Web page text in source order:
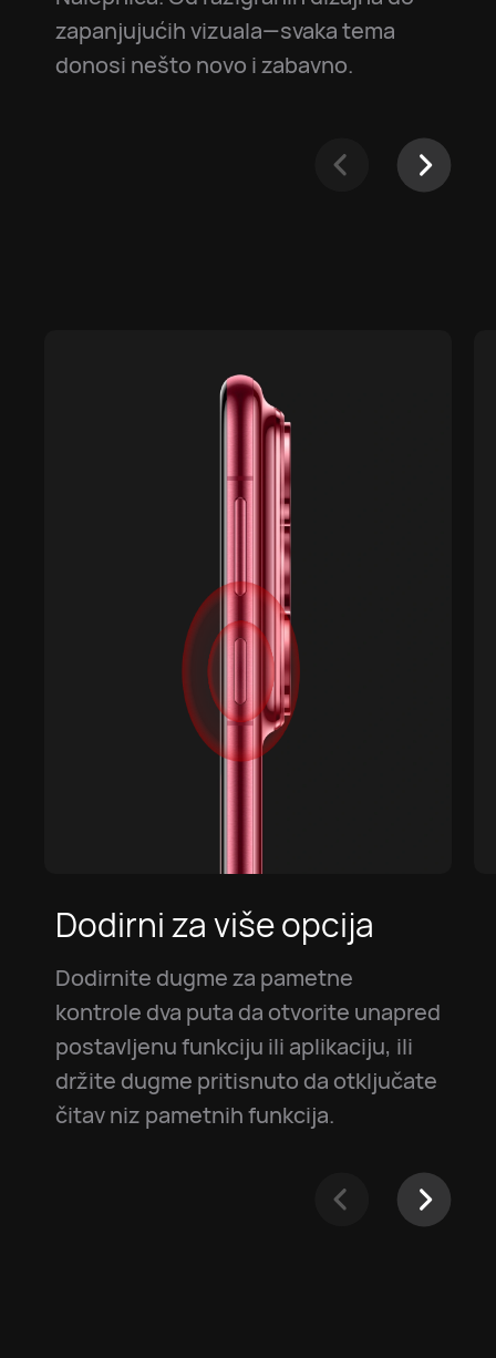
zapanjujućih vizuala—svaka tema
donosi nešto novo i zabavno.
Dodirni za više opcija
Dodirnite dugme za pametne
kontrole dva puta da otvorite unapred
postavljenu funkciju ili aplikaciju, ili
držite dugme pritisnuto da otključate
čitav niz pametnih funkcija.